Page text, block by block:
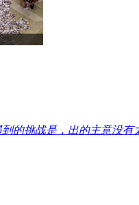
的挑战是，出的主意没